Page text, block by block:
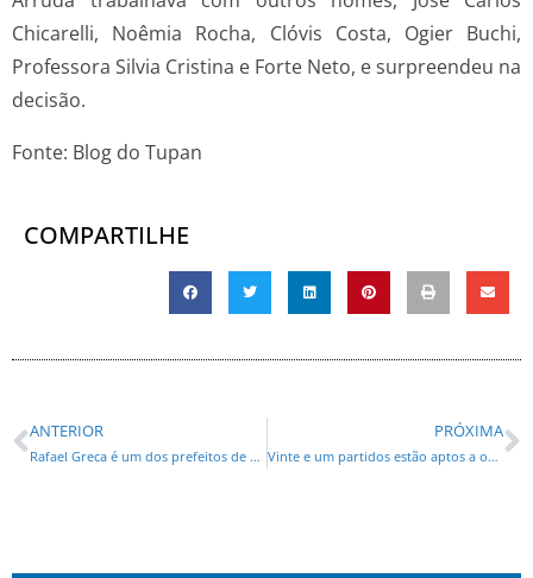
Chicarelli, Noêmia Rocha, Clóvis Costa, Ogier Buchi,
Professora Silvia Cristina e Forte Neto, e surpreendeu na
decisão.
Fonte: Blog do Tupan
COMPARTILHE
ANTERIOR
Rafael Greca é um dos prefeitos de capitais mais bem avaliados do Brasil
PRÓXIMA
Vinte e um partidos estão aptos a obter recursos do Fundo Eleitoral